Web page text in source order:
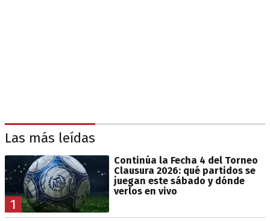
Las más leídas
1
Continúa la Fecha 4 del Torneo
Clausura 2026: qué partidos se
juegan este sábado y dónde
verlos en vivo